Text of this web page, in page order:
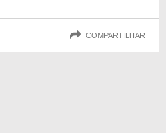
COMPARTILHAR